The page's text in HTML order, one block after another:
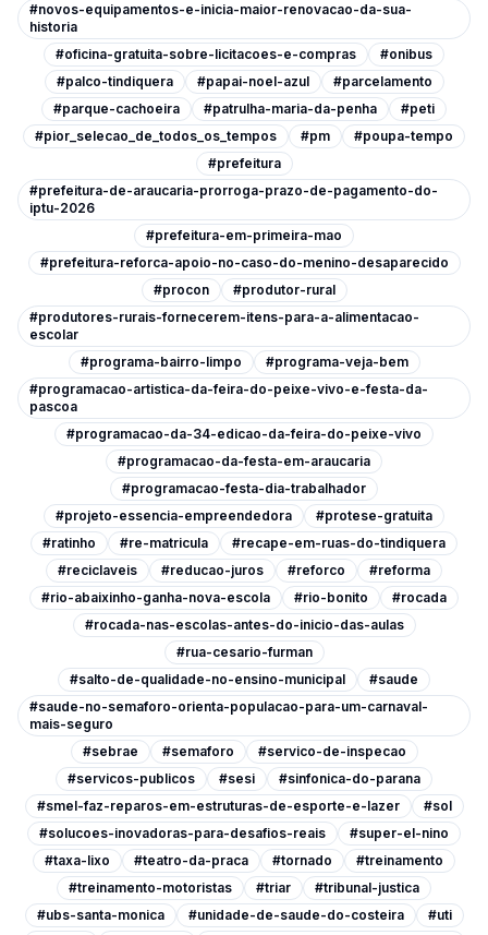
#novos-equipamentos-e-inicia-maior-renovacao-da-sua-
historia
#oficina-gratuita-sobre-licitacoes-e-compras
#onibus
#palco-tindiquera
#papai-noel-azul
#parcelamento
#parque-cachoeira
#patrulha-maria-da-penha
#peti
#pior_selecao_de_todos_os_tempos
#pm
#poupa-tempo
#prefeitura
#prefeitura-de-araucaria-prorroga-prazo-de-pagamento-do-
iptu-2026
#prefeitura-em-primeira-mao
#prefeitura-reforca-apoio-no-caso-do-menino-desaparecido
#procon
#produtor-rural
#produtores-rurais-fornecerem-itens-para-a-alimentacao-
escolar
#programa-bairro-limpo
#programa-veja-bem
#programacao-artistica-da-feira-do-peixe-vivo-e-festa-da-
pascoa
#programacao-da-34-edicao-da-feira-do-peixe-vivo
#programacao-da-festa-em-araucaria
#programacao-festa-dia-trabalhador
#projeto-essencia-empreendedora
#protese-gratuita
#ratinho
#re-matricula
#recape-em-ruas-do-tindiquera
#reciclaveis
#reducao-juros #reforco
#reforma
#rio-abaixinho-ganha-nova-escola
#rio-bonito
#rocada
#rocada-nas-escolas-antes-do-inicio-das-aulas
#rua-cesario-furman
#salto-de-qualidade-no-ensino-municipal
#saude
#saude-no-semaforo-orienta-populacao-para-um-carnaval-
mais-seguro
#sebrae
#semaforo
#servico-de-inspecao
#servicos-publicos
#sesi
#sinfonica-do-parana
#smel-faz-reparos-em-estruturas-de-esporte-e-lazer
#sol
#solucoes-inovadoras-para-desafios-reais
#super-el-nino
#taxa-lixo
#teatro-da-praca #tornado
#treinamento
#treinamento-motoristas
#triar
#tribunal-justica
#ubs-santa-monica
#unidade-de-saude-do-costeira
#uti